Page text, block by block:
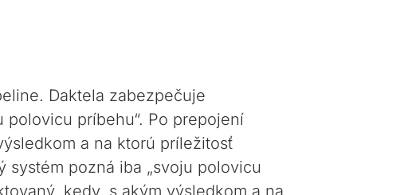
Daktela zabezpečuje
príbehu“. Po prepojení
a na ktorú príležitosť
pozná iba „svoju polovicu